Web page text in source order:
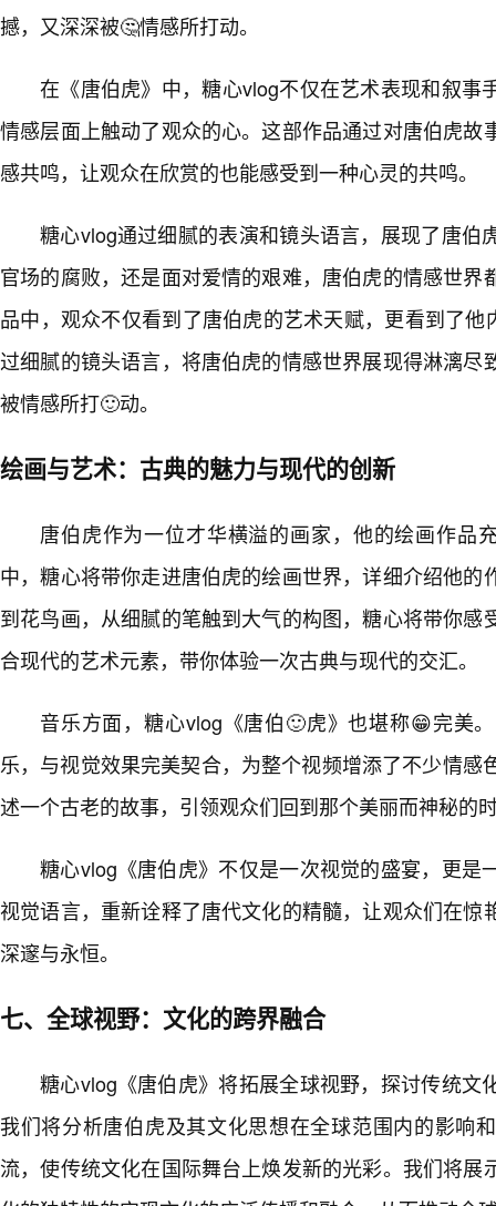
撼，又深深被🤔情感所打动。
在《唐伯虎》中，糖心vlog不仅在艺术表现和叙事
情感层面上触动了观众的心。这部作品通过对唐伯虎故
感共鸣，让观众在欣赏的也能感受到一种心灵的共鸣。
糖心vlog通过细腻的表演和镜头语言，展现了唐伯
官场的腐败，还是面对爱情的艰难，唐伯虎的情感世界
品中，观众不仅看到了唐伯虎的艺术天赋，更看到了
过细腻的镜头语言，将唐伯虎的情感世界展现得淋漓尽
被情感所打🙂动。
绘画与艺术：古典的魅力与现代的创新
唐伯虎作为一位才华横溢的画家，他的绘画作品
中，糖心将带你走进唐伯虎的绘画世界，详细介绍他的
到花鸟画，从细腻的笔触到大气的构图，糖心将带你感
合现代的艺术元素，带你体验一次古典与现代的交汇。
音乐方面，糖心vlog《唐伯🙂虎》也堪称😁完美
乐，与视觉效果完美契合，为整个视频增添了不少情感
述一个古老的故事，引领观众们回到那个美丽而神秘的
糖心vlog《唐伯虎》不仅是一次视觉的盛宴，更是
视觉语言，重新诠释了唐代文化的精髓，让观众们在惊
深邃与永恒。
七、全球视野：文化的跨界融合
糖心vlog《唐伯虎》将拓展全球视野，探讨传统文
我们将分析唐伯虎及其文化思想在全球范围内的影响
流，使传统文化在国际舞台上焕发新的光彩。我们将展